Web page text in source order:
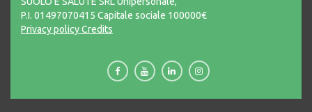
P.I. 01497070415 Capitale sociale 100000€
Privacy policyCredits